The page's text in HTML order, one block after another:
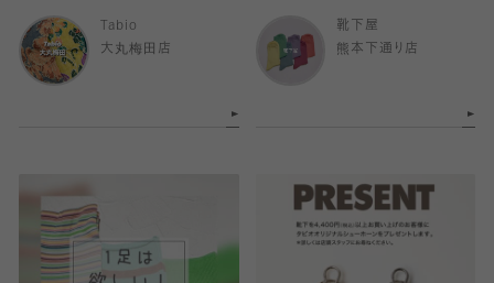
Tabio
大丸梅田店
靴下屋
熊本下通り店